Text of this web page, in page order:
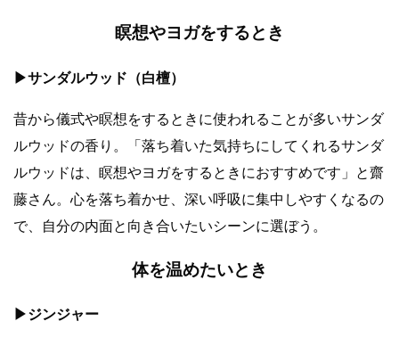
瞑想やヨガをするとき
▶︎サンダルウッド（白檀）
昔から儀式や瞑想をするときに使われることが多いサンダ
ルウッドの香り。「落ち着いた気持ちにしてくれるサンダ
ルウッドは、瞑想やヨガをするときにおすすめです」と齋
藤さん。心を落ち着かせ、深い呼吸に集中しやすくなるの
で、自分の内面と向き合いたいシーンに選ぼう。
体を温めたいとき
▶︎ジンジャー